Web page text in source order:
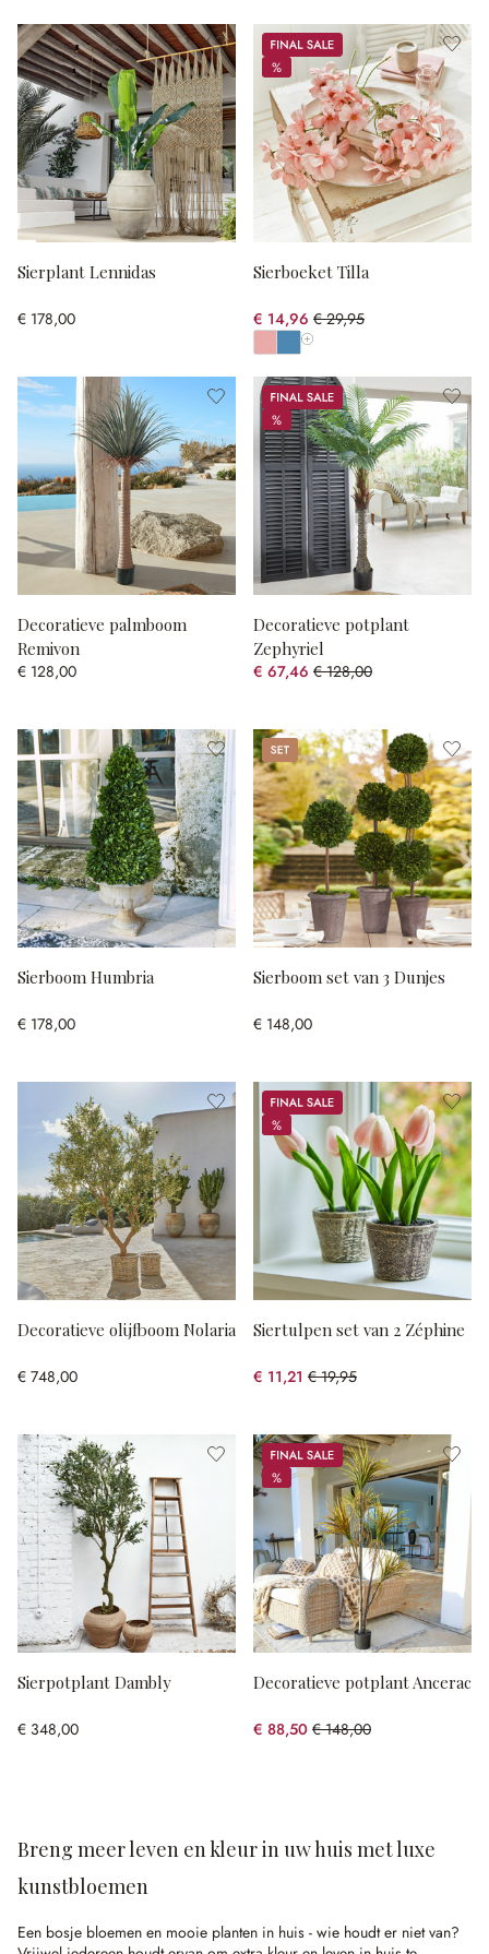
Sierplant Lennidas
€ 178,00
Sale
%
%
Sierboeket Tilla
€ 14,96 € 29,95
(50.05% gespart)
Toon alle kleuren
Decoratieve palmboom
Remivon
€ 128,00
Sale
%
%
Decoratieve potplant
Zephyriel
€ 67,46 € 128,00
(47.3% gespart)
Sierboom Humbria
€ 178,00
Set
Sierboom set van 3 Dunjes
€ 148,00
Decoratieve olijfboom Nolaria
€ 748,00
Sale
%
%
Siertulpen set van 2 Zéphine
€ 11,21 € 19,95
(43.81% gespart)
Sierpotplant Dambly
€ 348,00
Sale
%
%
Decoratieve potplant Ancerac
€ 88,50 € 148,00
(40.2% gespart)
Breng meer leven en kleur in uw huis met luxe
kunstbloemen
Een bosje bloemen en mooie planten in huis - wie houdt er niet van?